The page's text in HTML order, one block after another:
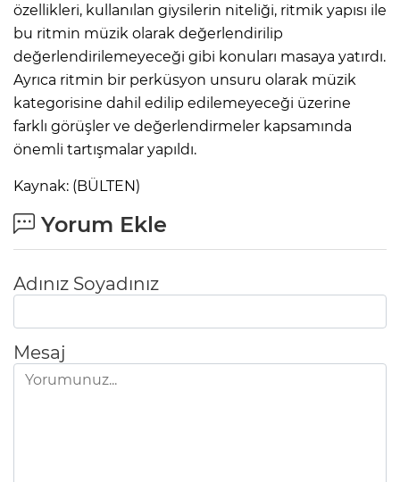
özellikleri, kullanılan giysilerin niteliği, ritmik yapısı ile
bu ritmin müzik olarak değerlendirilip
değerlendirilemeyeceği gibi konuları masaya yatırdı.
Ayrıca ritmin bir perküsyon unsuru olarak müzik
kategorisine dahil edilip edilemeyeceği üzerine
farklı görüşler ve değerlendirmeler kapsamında
önemli tartışmalar yapıldı.
Kaynak: (BÜLTEN)
Yorum Ekle
Adınız Soyadınız
Mesaj